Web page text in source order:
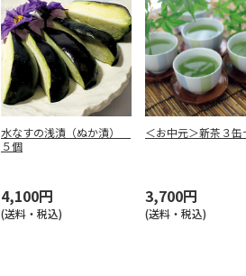
水なすの浅漬（ぬか漬）
５個
4,100円
(送料・税込)
＜お中元＞新茶３缶
3,700円
(送料・税込)